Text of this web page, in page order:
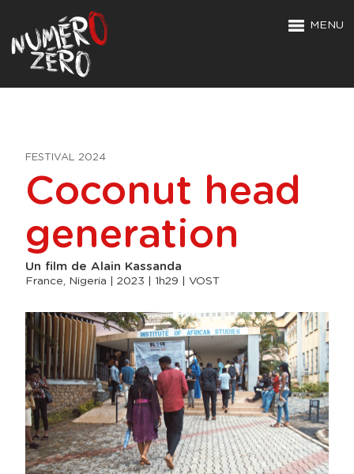
MENU
FESTIVAL 2024
Coconut head
generation
Un film de Alain Kassanda
France, Nigeria | 2023 | 1h29 | VOST